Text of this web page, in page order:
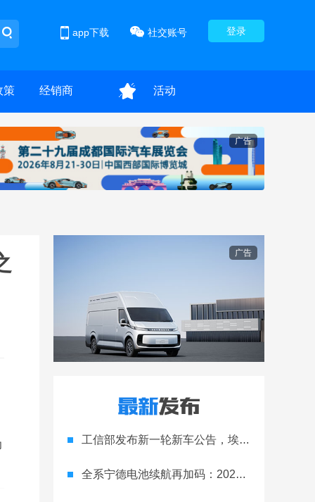
登录
社交账号
app下载
策 经销商 活动
广告
广告
工信部发布新一轮新车公告，埃安Ray 7引发关注
全系宁德电池续航再加码：2027款埃安RT上市，9.98万元起